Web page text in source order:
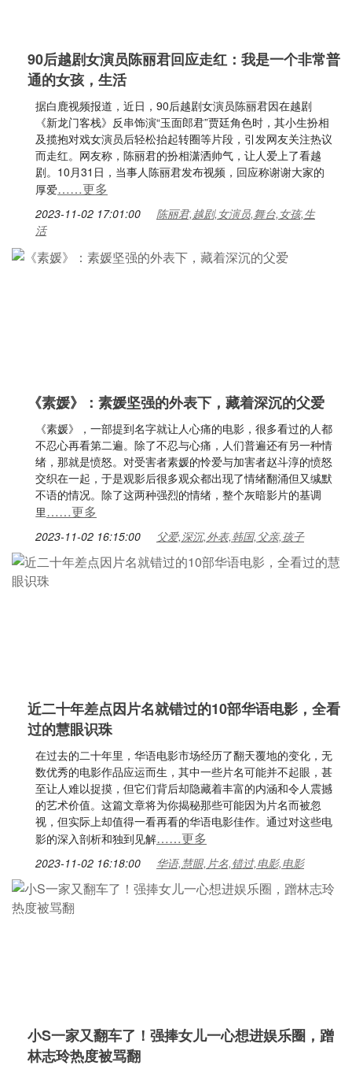
90后越剧女演员陈丽君回应走红：我是一个非常普
通的女孩，生活
据白鹿视频报道，近日，90后越剧女演员陈丽君因在越剧
《新龙门客栈》反串饰演“玉面郎君”贾廷角色时，其小生扮相
及揽抱对戏女演员后轻松抬起转圈等片段，引发网友关注热议
而走红。网友称，陈丽君的扮相潇洒帅气，让人爱上了看越
剧。10月31日，当事人陈丽君发布视频，回应称谢谢大家的
厚爱……更多
2023-11-02 17:01:00
陈丽君,越剧,女演员,舞台,女孩,生
活
《素媛》：素媛坚强的外表下，藏着深沉的父爱
《素媛》，一部提到名字就让人心痛的电影，很多看过的人都
不忍心再看第二遍。除了不忍与心痛，人们普遍还有另一种情
绪，那就是愤怒。对受害者素媛的怜爱与加害者赵斗淳的愤怒
交织在一起，于是观影后很多观众都出现了情绪翻涌但又缄默
不语的情况。除了这两种强烈的情绪，整个灰暗影片的基调
里……更多
2023-11-02 16:15:00 父爱,深沉,外表,韩国,父亲,孩子
近二十年差点因片名就错过的10部华语电影，全看
过的慧眼识珠
在过去的二十年里，华语电影市场经历了翻天覆地的变化，无
数优秀的电影作品应运而生，其中一些片名可能并不起眼，甚
至让人难以捉摸，但它们背后却隐藏着丰富的内涵和令人震撼
的艺术价值。这篇文章将为你揭秘那些可能因为片名而被忽
视，但实际上却值得一看再看的华语电影佳作。通过对这些电
影的深入剖析和独到见解……更多
2023-11-02 16:18:00 华语,慧眼,片名,错过,电影,电影
小S一家又翻车了！强捧女儿一心想进娱乐圈，蹭
林志玲热度被骂翻